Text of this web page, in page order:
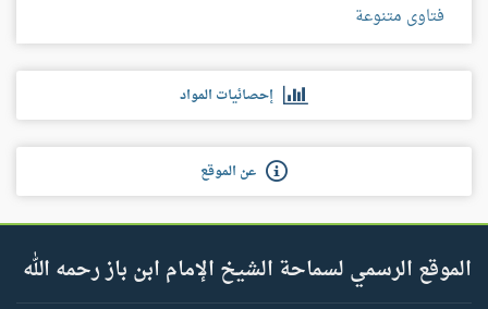
فتاوى متنوعة
إحصائيات المواد
عن الموقع
الموقع الرسمي لسماحة الشيخ الإمام ابن باز رحمه الله